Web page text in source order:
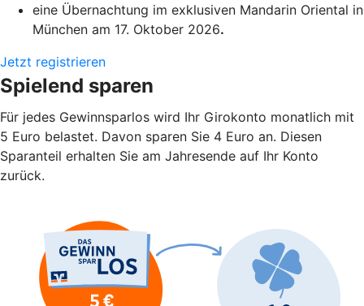
eine Übernachtung im exklusiven Mandarin Oriental in
München am 17. Oktober 2026.
Jetzt registrieren
Spielend sparen
Für jedes Gewinnsparlos wird Ihr Girokonto monatlich mit
5 Euro belastet. Davon sparen Sie 4 Euro an. Diesen
Sparanteil erhalten Sie am Jahresende auf Ihr Konto
zurück.